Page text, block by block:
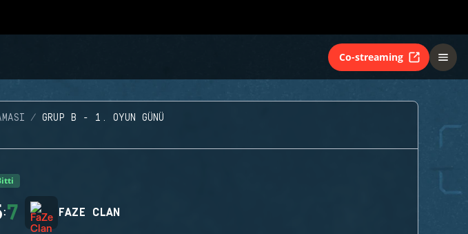
Co-streaming
GRUP B - 1. OYUN GÜNÜ
:7 FAZE CLAN